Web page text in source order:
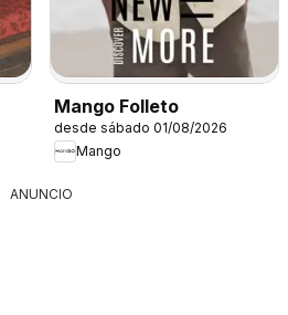
Mango Folleto
desde sábado 01/08/2026
Mango
ANUNCIO